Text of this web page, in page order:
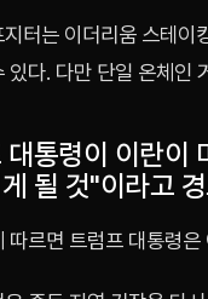
지터는 이더리움 스테이
있다. 다만 단일 온체인
대통령이 이란이
될 것"이라고
르면 트럼프 대통령은